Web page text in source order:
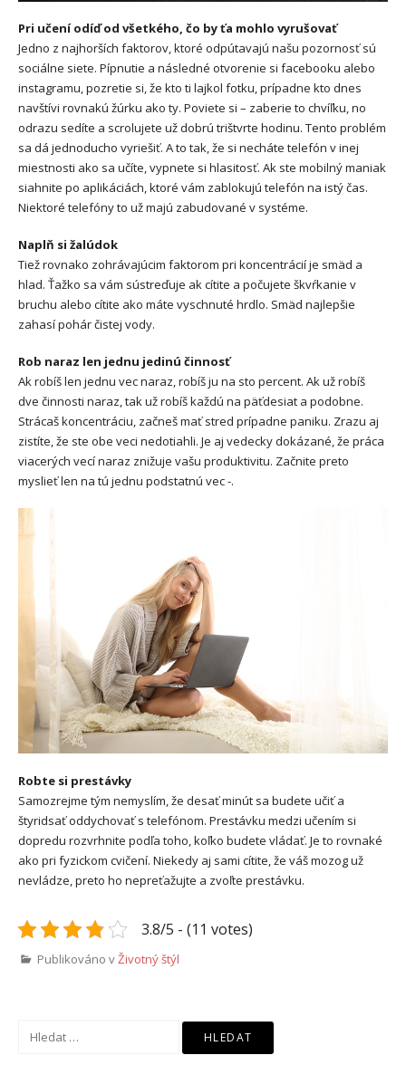
Pri učení odíď od všetkého, čo by ťa mohlo vyrušovať
Jedno z najhorších faktorov, ktoré odpútavajú našu pozornosť sú
sociálne siete. Pípnutie a následné otvorenie si facebooku alebo
instagramu, pozretie si, že kto ti lajkol fotku, prípadne kto dnes
navštívi rovnakú žúrku ako ty. Poviete si – zaberie to chvíľku, no
odrazu sedíte a scrolujete už dobrú trištvrte hodinu. Tento problém
sa dá jednoducho vyriešiť. A to tak, že si necháte telefón v inej
miestnosti ako sa učíte, vypnete si hlasitosť. Ak ste mobilný maniak
siahnite po aplikáciách, ktoré vám zablokujú telefón na istý čas.
Niektoré telefóny to už majú zabudované v systéme.
Naplň si žalúdok
Tiež rovnako zohrávajúcim faktorom pri koncentrácií je smäd a
hlad. Ťažko sa vám sústreďuje ak cítite a počujete škvŕkanie v
bruchu alebo cítite ako máte vyschnuté hrdlo. Smäd najlepšie
zahasí pohár čistej vody.
Rob naraz len jednu jedinú činnosť
Ak robíš len jednu vec naraz, robíš ju na sto percent. Ak už robíš
dve činnosti naraz, tak už robíš každú na päťdesiat a podobne.
Strácaš koncentráciu, začneš mať stred prípadne paniku. Zrazu aj
zistíte, že ste obe veci nedotiahli. Je aj vedecky dokázané, že práca
viacerých vecí naraz znižuje vašu produktivitu. Začnite preto
myslieť len na tú jednu podstatnú vec -.
Robte si prestávky
Samozrejme tým nemyslím, že desať minút sa budete učiť a
štyridsať oddychovať s telefónom. Prestávku medzi učením si
dopredu rozvrhnite podľa toho, koľko budete vládať. Je to rovnaké
ako pri fyzickom cvičení. Niekedy aj sami cítite, že váš mozog už
nevládze, preto ho nepreťažujte a zvoľte prestávku.
3.8/5 - (11 votes)
Publikováno vŽivotný štýl
Vyhledávání